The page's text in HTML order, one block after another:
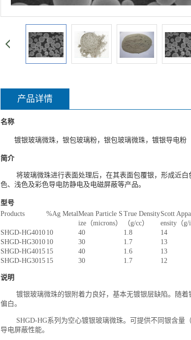
产品详情
名称
镀银玻璃微珠， 银包玻璃粉，银包玻璃微珠，镀银导电粉
简介
将玻璃微珠进行表面处理后，在其表面包覆银，形成近
色、浅色及彩色导电防静电及电磁屏蔽等产品。
型号
Products
%Ag MetalMean Particle S
ize （microns）
True Density
（g/cc）
Scott
ensity （g/
SHGD-HG4010 10 40 1.8 14
SHGD-HG3010 10 30 1.7 13
SHGD-HG4015 15 40 1.6 13
SHGD-HG3015 15 30 1.7 12
说明
镀银玻璃微珠的银附着力良好，基本无镀银层缺陷。随
偏白。
SHGD-HG系列为空心镀银玻璃微珠。可提供不同银含量
导电屏蔽性能。